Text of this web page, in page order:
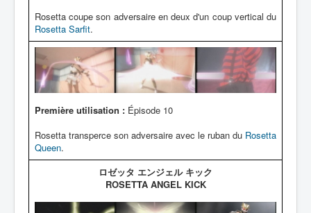
Rosetta coupe son adversaire en deux d'un coup vertical du
Rosetta Sarfit.
Première utilisation : Épisode 10
Rosetta transperce son adversaire avec le ruban du Rosetta
Queen.
ロゼッタ エンジェル キック
ROSETTA ANGEL KICK